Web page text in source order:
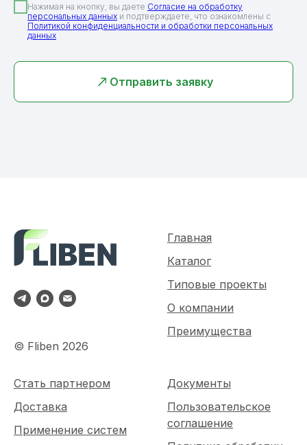
Нажимая на кнопку, вы даете Согласие на обработку
персональных данных и подтверждаете, что ознакомлены с
Политикой конфиденциальности и обработки персональных
данных
Отправить заявку
© Fliben 2026
Главная
Каталог
Типовые проекты
О компании
Преимущества
Стать партнером
Доставка
Применение систем
Документы
Пользовательское
соглашение